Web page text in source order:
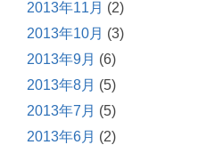
2013年11月 (2)
2013年10月 (3)
2013年9月 (6)
2013年8月 (5)
2013年7月 (5)
2013年6月 (2)